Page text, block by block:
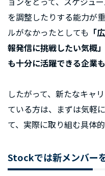
を調整したりする能力が
ルがなかったとしても 「
報発信に挑戦したい気概
も十分に活躍できる企業も
したがって、新たなキャ
ている方は、まずは気軽
て、実際に取り組む具体
Stockでは新メンバー